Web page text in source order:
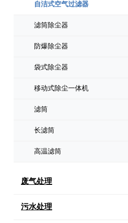
自洁式空气过滤器
滤筒除尘器
防爆除尘器
袋式除尘器
移动式除尘一体机
滤筒
长滤筒
高温滤筒
废气处理
污水处理